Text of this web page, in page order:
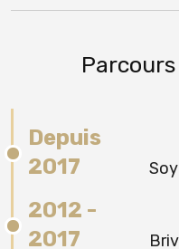
Depuis
2017
2012 -
2017